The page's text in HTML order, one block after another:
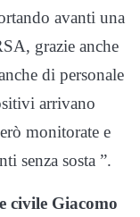
avanti una
grazie anche
di personale
arrivano
monitorate e
senza sosta ”.
civile Giacomo